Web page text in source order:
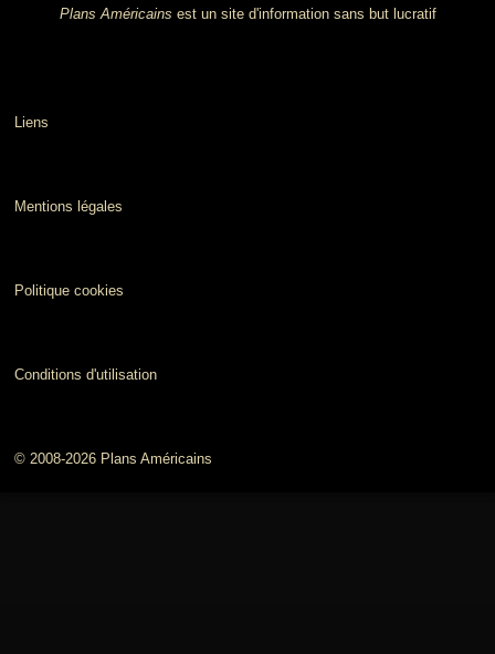
Plans Américains est un site d'information sans but lucratif
Liens
Mentions légales
Politique cookies
Conditions d'utilisation
© 2008-2026 Plans Américains